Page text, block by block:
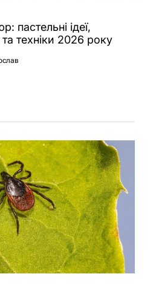
пастельні ідеї,
техніки 2026 року